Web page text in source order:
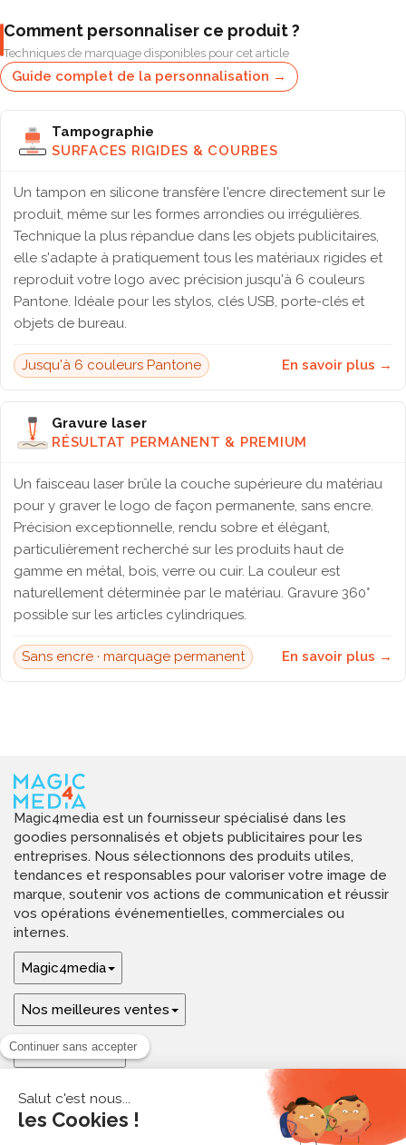
Comment personnaliser ce produit ?
Techniques de marquage disponibles pour cet article
Guide complet de la personnalisation →
Tampographie
SURFACES RIGIDES & COURBES
Un tampon en silicone transfère l'encre directement sur le
produit, même sur les formes arrondies ou irrégulières.
Technique la plus répandue dans les objets publicitaires,
elle s'adapte à pratiquement tous les matériaux rigides et
reproduit votre logo avec précision jusqu'à 6 couleurs
Pantone. Idéale pour les stylos, clés USB, porte-clés et
objets de bureau.
Jusqu'à 6 couleurs Pantone En savoir plus →
Gravure laser
RÉSULTAT PERMANENT & PREMIUM
Un faisceau laser brûle la couche supérieure du matériau
pour y graver le logo de façon permanente, sans encre.
Précision exceptionnelle, rendu sobre et élégant,
particulièrement recherché sur les produits haut de
gamme en métal, bois, verre ou cuir. La couleur est
naturellement déterminée par le matériau. Gravure 360°
possible sur les articles cylindriques.
Sans encre · marquage permanent En savoir plus →
Magic4media est un fournisseur spécialisé dans les
goodies personnalisés et objets publicitaires pour les
entreprises. Nous sélectionnons des produits utiles,
tendances et responsables pour valoriser votre image de
marque, soutenir vos actions de communication et réussir
vos opérations événementielles, commerciales ou
internes.
Magic4media
Nos meilleures ventes
Guides & aide
Ressources & inspirations